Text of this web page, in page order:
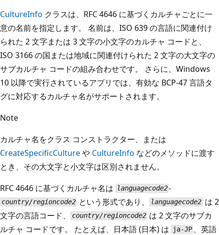
CultureInfo クラスは、RFC 4646 に基づくカルチャごとに一
意の名前を指定します。 名前は、ISO 639 の言語に関連付け
られた 2 文字または 3 文字の小文字のカルチャ コードと、
ISO 3166 の国または地域に関連付けられた 2 文字の大文字の
サブカルチャ コードの組み合わせです。 さらに、Windows
10 以降で実行されているアプリでは、有効な BCP-47 言語タ
グに対応するカルチャ名がサポートされます。
Note
カルチャ名をクラス コンストラクター、または
CreateSpecificCultureや CultureInfo などのメソッドに渡す
とき、その大文字と小文字は区別されません。
RFC 4646 に基づくカルチャ名は
languagecode2-
country/regioncode2 という形式であり、 languagecode2 は 2
文字の言語コード、
country/regioncode2 は 2 文字のサブカ
ルチャ コードです。 たとえば、日本語 (日本) は
ja-JP 、英語